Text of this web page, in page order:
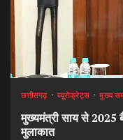
छत्तीसगढ़ ब्यूरोक्रेट्स मुख्य
मुख्यमंत्री साय से 2025
मुलाकात